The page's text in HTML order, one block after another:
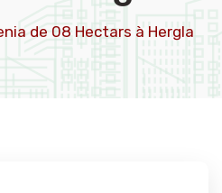
de 08 Hectars à Hergla